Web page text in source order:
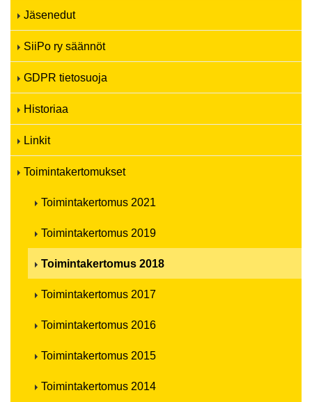
Jäsenedut
SiiPo ry säännöt
GDPR tietosuoja
Historiaa
Linkit
Toimintakertomukset
Toimintakertomus 2021
Toimintakertomus 2019
Toimintakertomus 2018
Toimintakertomus 2017
Toimintakertomus 2016
Toimintakertomus 2015
Toimintakertomus 2014